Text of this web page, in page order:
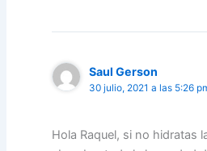
Saul Gerson
30 julio, 2021 a las 5:26
Hola Raquel, si no hidratas